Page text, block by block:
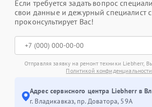
Если требуется задать вопрос
свои данные и дежурный специалист
проконсультирует Вас!
Отправляя заявку на ремонт техники Liebherr,
Политикой конфиденциальности
Адрес сервисного центра Liebherr в
г. Владикавказ, пр. Доватора, 59А